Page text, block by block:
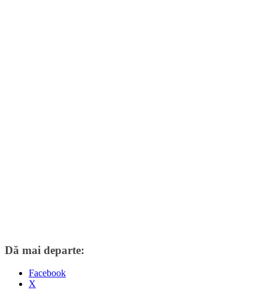
Dă mai departe:
Facebook
X